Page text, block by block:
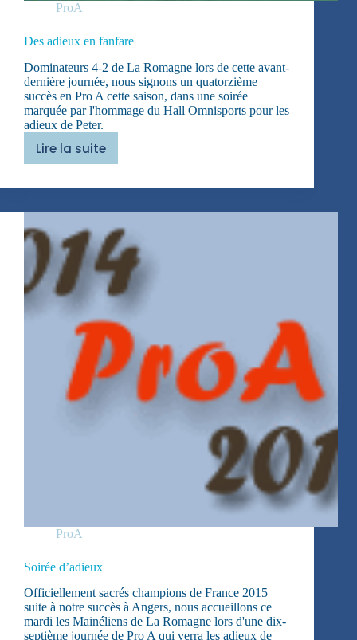
ProA
Des adieux en fanfare
Dominateurs 4-2 de La Romagne lors de cette avant-
dernière journée, nous signons un quatorzième
succès en Pro A cette saison, dans une soirée
marquée par l'hommage du Hall Omnisports pour les
adieux de Peter.
Lire la suite
Des
en
fanfare
ProA
Soirée d’adieux
Officiellement sacrés champions de France 2015
suite à notre succès à Angers, nous accueillons ce
mardi les Mainéliens de La Romagne lors d'une dix-
septième journée de Pro A qui verra les adieux de